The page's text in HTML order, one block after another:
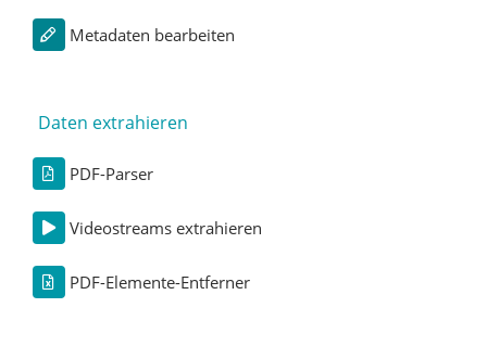
Metadaten bearbeiten
Daten extrahieren
PDF-Parser
Videostreams extrahieren
PDF-Elemente-Entferner